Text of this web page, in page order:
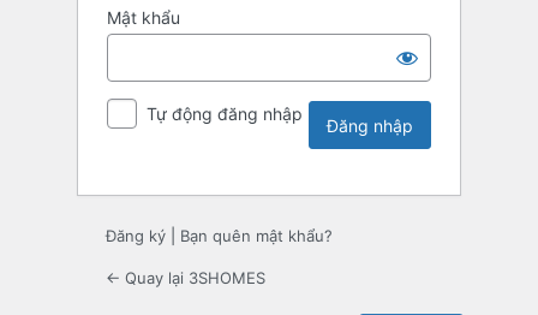
Mật khẩu
Tự động đăng nhập
Đăng ký Bạn quên mật khẩu?
← Quay lại 3SHOMES